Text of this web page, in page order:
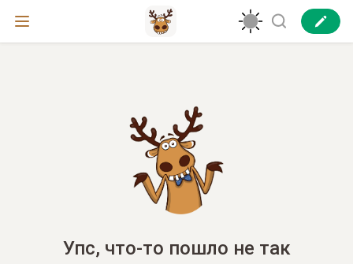
Упс, что-то пошло не так